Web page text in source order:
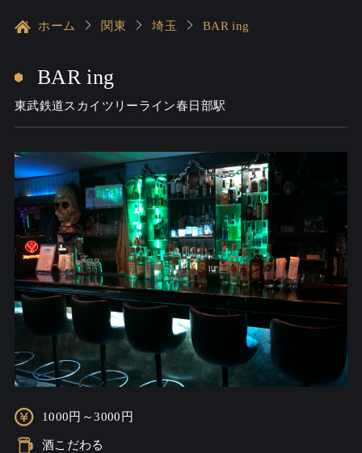
ホーム 関東 埼玉 BAR ing
BAR ing
東武鉄道スカイツリーライン春日部駅
1000円～3000円
酒こだわる